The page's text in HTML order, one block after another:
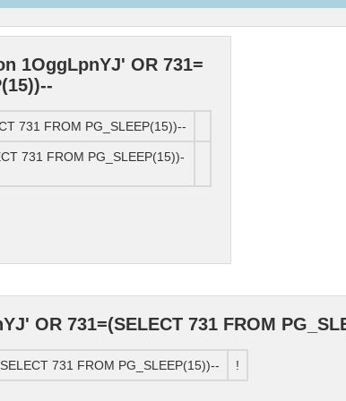
1OggLpnYJ' OR 731=
731 FROM PG_SLEEP(15))--
731 FROM PG_SLEEP(15))-
OR 731=(SELECT 731 FROM
731 FROM PG_SLEEP(15))-- !